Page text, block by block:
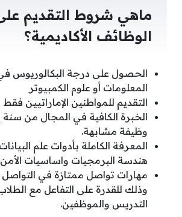
ماهي شروط التقديم
الوظائف الأكاديمية؟
الحصول على درجة البكالوريوس
المعلومات أو علوم الكمبيوتر
التقديم للمواطنين الإماراتيين فقط
وظيفة مشابهة.
المعرفة الكاملة بأدوات علم
هندسة البرمجيات واساسيات الأمن
مهارات تواصل ممتازة في التواصل
وذلك للقدرة على التفاعل مع
التدريس والموظفين.